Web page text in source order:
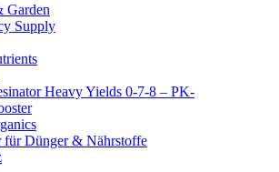
Garden
Supply
Heavy Yields 0-7-8 – PK-
für Dünger & Nährstoffe